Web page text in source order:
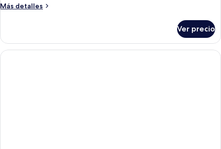
cama
o
individuales
Más detalles
Más
económica
con
1
Ver precio